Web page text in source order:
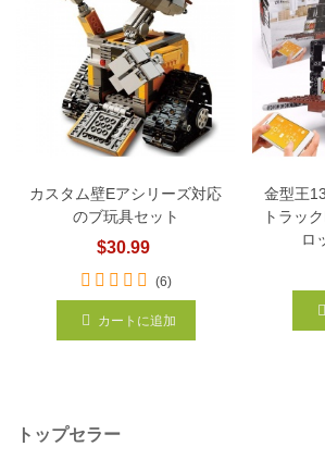
カスタム壁Eアシリーズ対応
のブ玩具セット
$30.99
(6)
カートに追加
金型王
トラッ
ロ
トップセラー